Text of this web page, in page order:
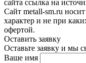
сайта ссылка на
Сайт metall-sm.ru
характер и не при
офертой.
Оставить заявку
Оставьте заявку и мы
Ваше имя